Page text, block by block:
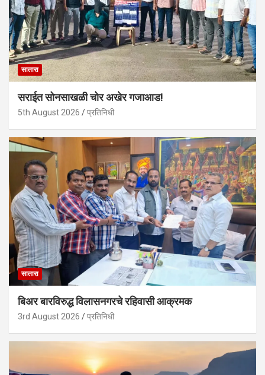
सातारा
सराईत सोनसाखळी चोर अखेर गजाआड!
5th August 2026 प्रतिनिधी
सातारा
बिअर बारविरुद्ध विलासनगरचे रहिवासी आक्रमक
3rd August 2026 प्रतिनिधी